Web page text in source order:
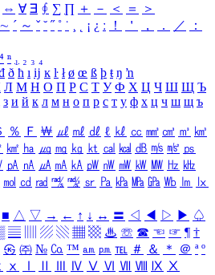
⇔ ∀ ∃ ∮ ∑ ∏ ＋ － ＜ ＝
＞
∼ ´ ～ ˇ ˘ ˝ ˚ ˙ ¸ ¡ ¿ ː ！ ＇ ， ． ／
：
⁴ ⁿ ₁ ₂ ₃ ₄
ð ħ ı ĳ ĸ ŀ ł ø œ ß þ ŧ ŋ ŉ
Л М Н О П Р С Т У Ф Х Ц Ч Ш Щ Ъ
з и й к л м н о п р с т у ф х ц ч ш щ ъ
％ Ｆ ￦ ㎕ ㎖ ㎗ ℓ ㎘ ㏄ ㎣ ㎤ ㎥ ㎦
㎢ ㏊ ㎍ ㎎ ㎏ ㏏ ㎈ ㎉ ㏈ ㎧ ㎨ ㎰
㎀ ㎁ ㎂ ㎃ ㎄ ㎺ ㎻ ㎽ ㎾ ㎿ ㎐ ㎑
㏖ ㏅ ㎭ ㎮ ㎯ ㏛ ㎩ ㎪ ㎫ ㎬ ㏝ ㏐
㏓
■ △ ▽ → ← ↑ ↓ ↔ 〓 ◁ ◀ ▷ ▶ ♤
▤ ▨ ▧ ▦ ▩ ♨ ☏ ☎ ☜ ☞ ¶ †
㉿ ㈜ № ㏇ ™ ㏂ ㏘ ℡ ＃ ＆ ＊ ＠ ª º
ⅹ Ⅳ Ⅴ Ⅵ Ⅶ Ⅷ Ⅸ Ⅹ